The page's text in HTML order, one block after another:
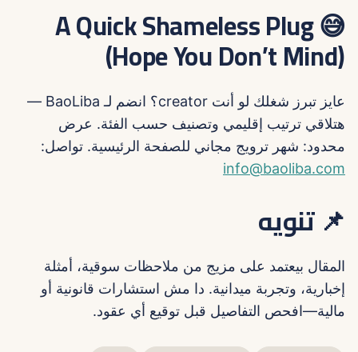
😅 A Quick Shameless Plug
(Hope You Don’t Mind)
عايز تبرز شغلك لو أنت creator؟ انضم لـ BaoLiba —
هتلاقي ترتيب إقليمي وتصنيف حسب الفئة. عرض
محدود: شهر ترويج مجاني للصفحة الرئيسية. تواصل:
info@baoliba.com
📌 تنويه
المقال بيعتمد على مزيج من ملاحظات سوقية، أمثلة
إخبارية، وتجربة ميدانية. دا مش استشارات قانونية أو
مالية—افحص التفاصيل قبل توقيع أي عقود.